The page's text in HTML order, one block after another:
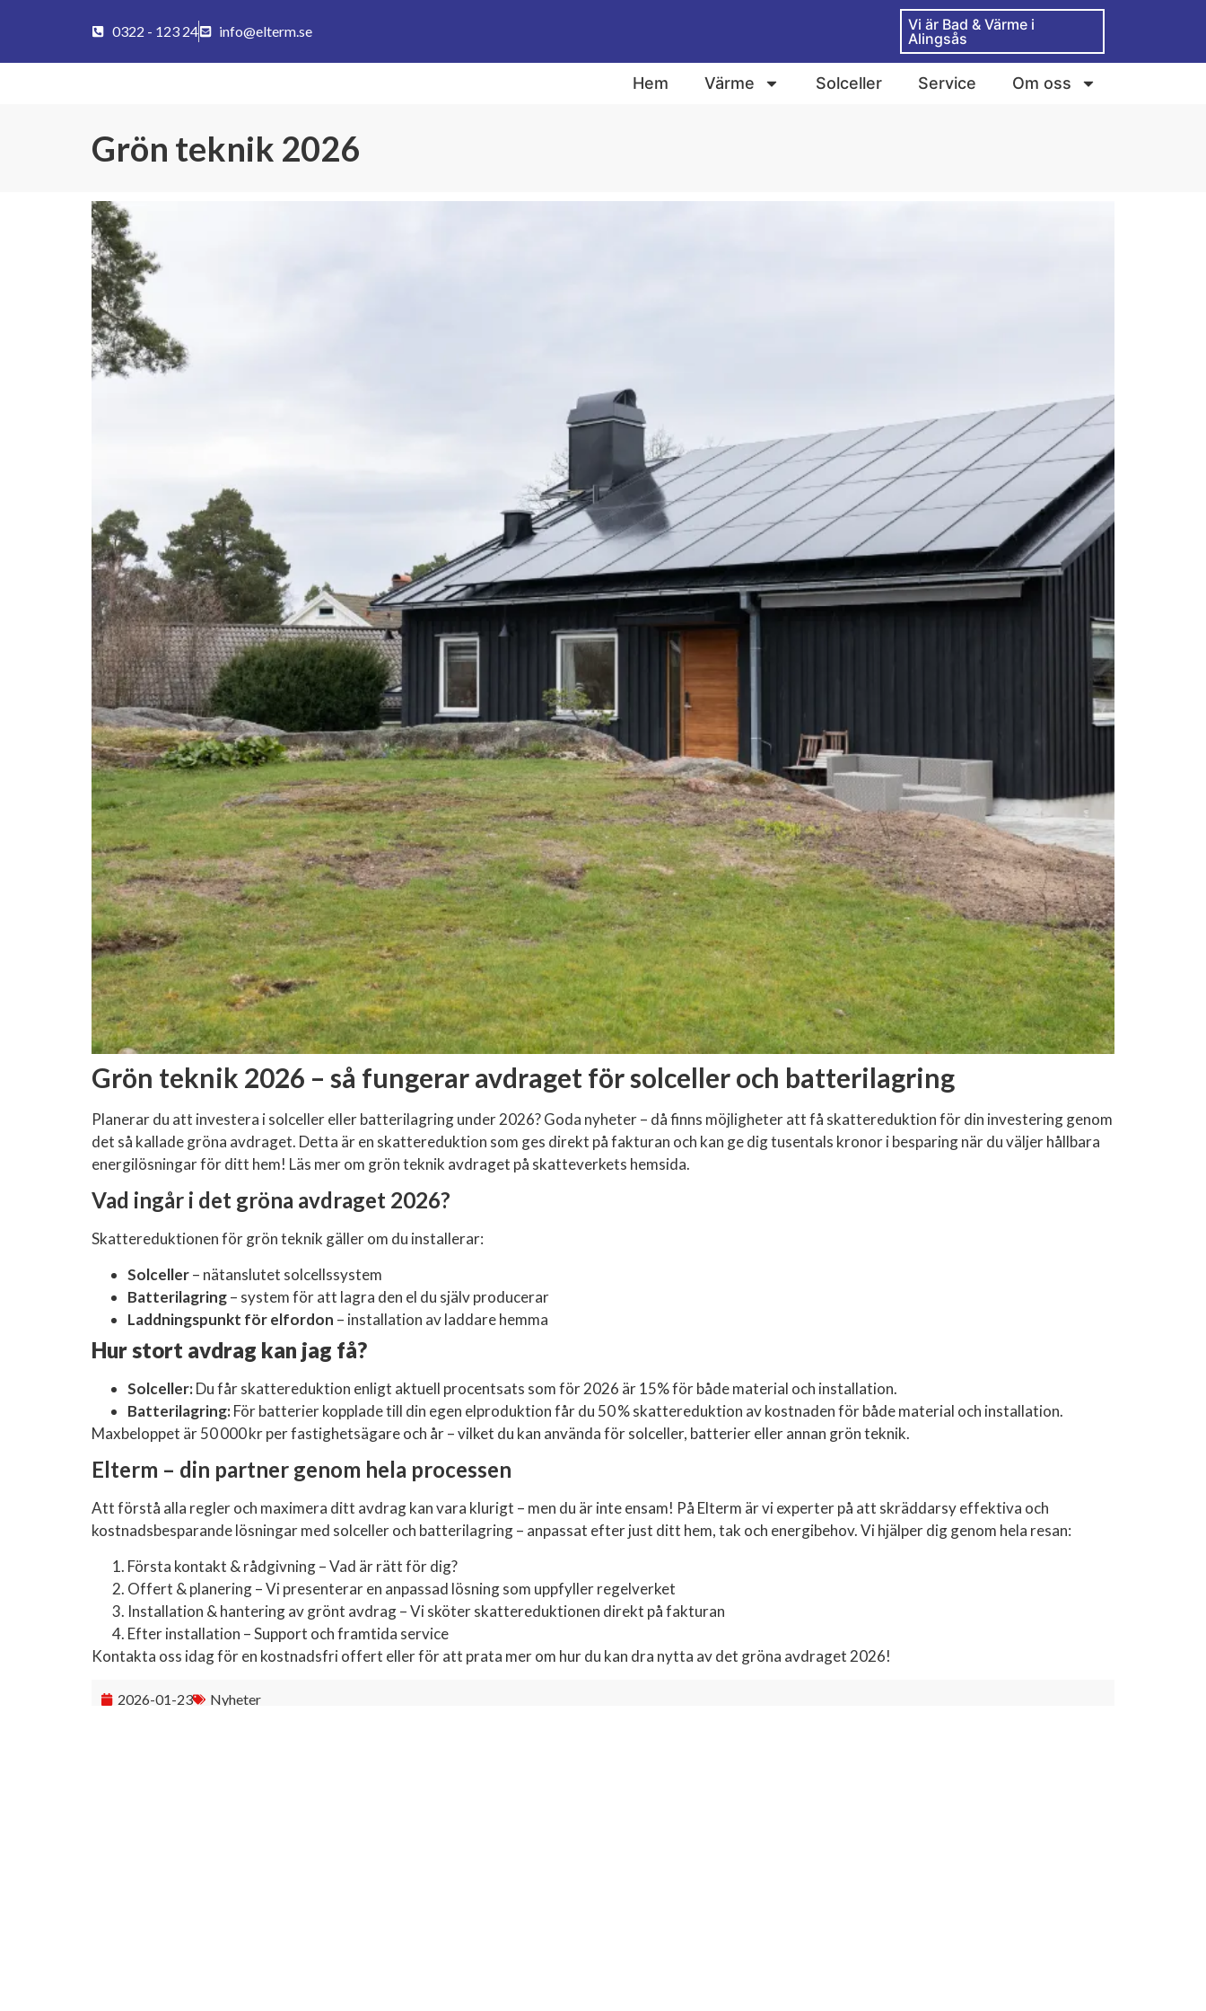
0322 - 123 24 info@elterm.se
Vi är Bad & Värme i
Alingsås
Hem Värme Solceller Service Om oss
Grön teknik 2026
Grön teknik 2026 – så fungerar avdraget för solceller och batterilagring
Planerar du att investera i solceller eller batterilagring under 2026? Goda nyheter – då finns möjligheter att få skattereduktion för din investering genom
det så kallade gröna avdraget. Detta är en skattereduktion som ges direkt på fakturan och kan ge dig tusentals kronor i besparing när du väljer hållbara
energilösningar för ditt hem! Läs mer om grön teknik avdraget på skatteverkets hemsida.
Vad ingår i det gröna avdraget 2026?
Skattereduktionen för grön teknik gäller om du installerar:
Solceller– nätanslutet solcellssystem
Batterilagring– system för att lagra den el du själv producerar
Laddningspunkt för elfordon – installation av laddare hemma
Hur stort avdrag kan jag få?
Solceller:Du får skattereduktion enligt aktuell procentsats som för 2026 är 15% för både material och installation.
Batterilagring:För batterier kopplade till din egen elproduktion får du 50 % skattereduktion av kostnaden för både material och installation.
Maxbeloppet är 50 000 kr per fastighetsägare och år – vilket du kan använda för solceller, batterier eller annan grön teknik.
Elterm – din partner genom hela processen
Att förstå alla regler och maximera ditt avdrag kan vara klurigt – men du är inte ensam! På Elterm är vi experter på att skräddarsy effektiva och
kostnadsbesparande lösningar med solceller och batterilagring – anpassat efter just ditt hem, tak och energibehov. Vi hjälper dig genom hela resan:
Första kontakt & rådgivning – Vad är rätt för dig?
Offert & planering – Vi presenterar en anpassad lösning som uppfyller regelverket
Installation & hantering av grönt avdrag – Vi sköter skattereduktionen direkt på fakturan
Efter installation – Support och framtida service
Kontakta oss idag för en kostnadsfri offert eller för att prata mer om hur du kan dra nytta av det gröna avdraget 2026!
2026-01-23 Nyheter